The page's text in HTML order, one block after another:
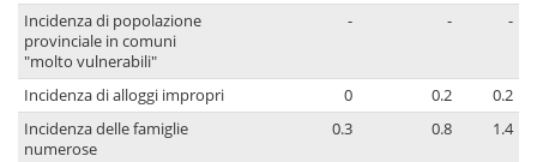
Incidenza di popolazione
provinciale in comuni
"molto vulnerabili"
- - -
Incidenza di alloggi impropri 0 0.2
0.2
Incidenza delle famiglie
numerose
0.3 0.8 1.4